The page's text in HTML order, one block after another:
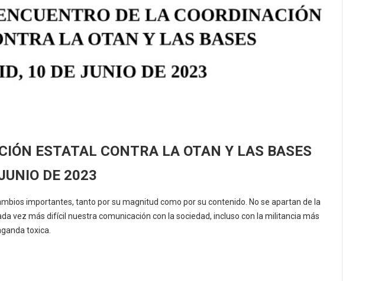
ESTATAL CONTRA LA OTAN Y LAS BASES
DE 2023
importantes, tanto por su magnitud como por su contenido. No se apartan de la
vez más difícil nuestra comunicación con la sociedad, incluso con la militancia más
toxica.